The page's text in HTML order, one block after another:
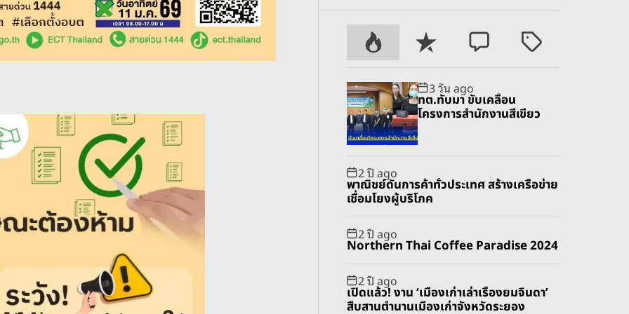
P
o
p
u
l
a
r
R
e
c
e
n
t
C
o
m
m
e
T
g
e
3 วัน ago
ทต.ทับมา ขับเคลื่อน
โครงการสำนักงานสีเขียว
2 ปี ago
พาณิชย์ดันการค้าทั่วประเทศ สร้างเครือข่าย
เชื่อมโยงผู้บริโภค
2 ปี ago
Northern Thai Coffee Paradise 2024
2 ปี ago
เปิดแล้ว! งาน ‘เมืองเก่าเล่าเรื่องยมจินดา’
สืบสานตำนานเมืองเก่าจังหวัดระยอง